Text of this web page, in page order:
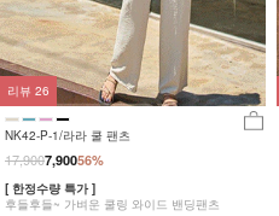
NK42-P-1/라라 쿨 팬츠
56%
17,9007,900
[ 한정수량 특가 ]
후들후들~ 가벼운 쿨링 와이드 밴딩팬츠
리뷰 26